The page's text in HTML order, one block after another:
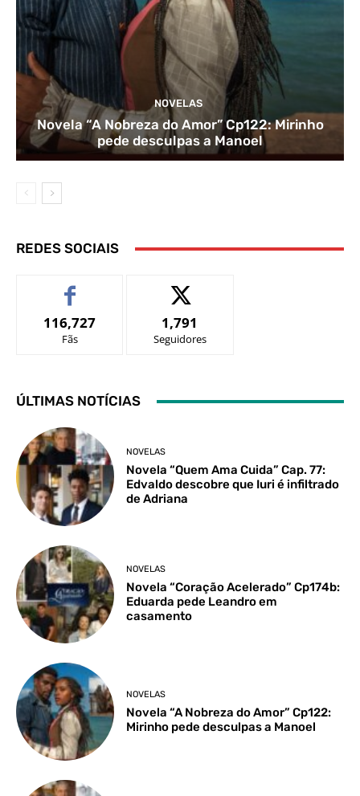
NOVELAS
Novela “A Nobreza do Amor” Cp122: Mirinho
pede desculpas a Manoel
REDES SOCIAIS
116,727
Fãs
1,791
Seguidores
ÚLTIMAS NOTÍCIAS
NOVELAS
Novela “Quem Ama Cuida” Cap. 77:
Edvaldo descobre que Iuri é infiltrado
de Adriana
NOVELAS
Novela “Coração Acelerado” Cp174b:
Eduarda pede Leandro em
casamento
NOVELAS
Novela “A Nobreza do Amor” Cp122:
Mirinho pede desculpas a Manoel